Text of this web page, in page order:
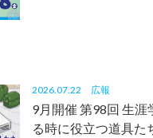
2026.07.22 広報
9月開催 第98回 生
る時に役立つ道具た